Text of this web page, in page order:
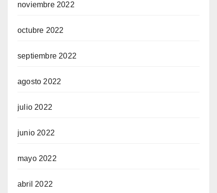
noviembre 2022
octubre 2022
septiembre 2022
agosto 2022
julio 2022
junio 2022
mayo 2022
abril 2022